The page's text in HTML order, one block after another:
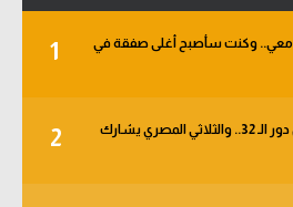
1
معي.. وكنت سأصبح أغلى صفقة في
2
خبر في الجول - الأهلي يبدأ من دور الـ 32.. والثلاثي المصري يشارك